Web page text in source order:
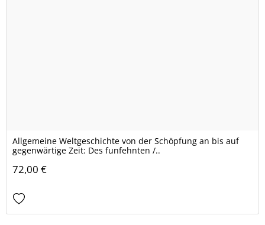
Allgemeine Weltgeschichte von der Schöpfung an bis auf
gegenwärtige Zeit: Des funfehnten /..
72,00 €